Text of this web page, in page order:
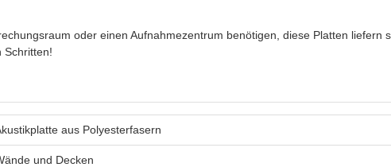
oder einen Aufnahmezentrum benötigen, diese Platten liefern
Schritten!
aus Polyesterfasern
und Decken